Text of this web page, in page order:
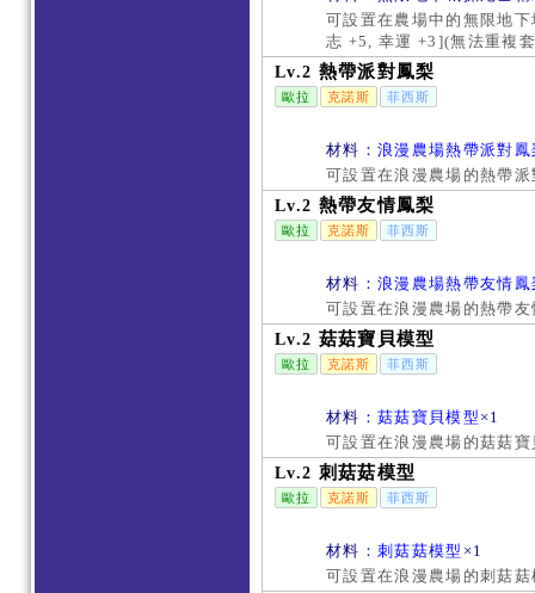
可設置在農場中的無限地
志 +5, 幸運 +3](無法重複
Lv.2 熱帶派對鳳梨
歐拉 克諾斯 菲西斯
材料： 浪漫農場熱帶派對鳳
可設置在浪漫農場的熱帶
Lv.2 熱帶友情鳳梨
歐拉 克諾斯 菲西斯
材料： 浪漫農場熱帶友情鳳
可設置在浪漫農場的熱帶
Lv.2 菇菇寶貝模型
歐拉 克諾斯 菲西斯
材料： 菇菇寶貝模型 ×1
可設置在浪漫農場的菇菇
Lv.2 刺菇菇模型
歐拉 克諾斯 菲西斯
材料： 刺菇菇模型 ×1
可設置在浪漫農場的刺菇